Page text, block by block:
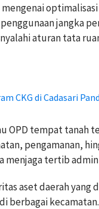
jangka
aturan tata
CKG di Cadasari
OPD tempat tanah
pengamanan,
menjaga tertib
aset daerah
berbagai